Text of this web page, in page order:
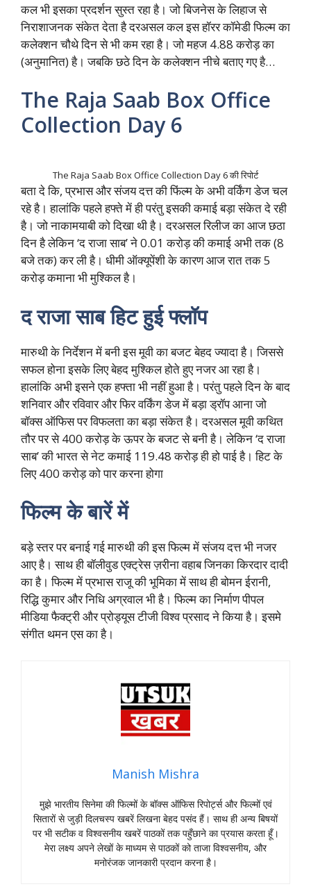
कल भी इसका प्रदर्शन सुस्त रहा है। जो बिजनेस के लिहाज से
निराशाजनक संकेत देता है दरअसल कल इस हॉरर कॉमेडी फिल्म का
कलेक्शन चौथे दिन से भी कम रहा है। जो महज 4.88 करोड़ का
(अनुमानित) है। जबकि छठे दिन के कलेक्शन नीचे बताए गए है…
The Raja Saab Box Office
Collection Day 6
The Raja Saab Box Office Collection Day 6 की रिपोर्ट
बता दे कि, प्रभास और संजय दत्त की फिंल्म के अभी वर्किंग डेज चल
रहे है। हालांकि पहले हफ्ते में ही परंतु इसकी कमाई बड़ा संकेत दे रही
है। जो नाकामयाबी को दिखा थी है। दरअसल रिलीज का आज छठा
दिन है लेकिन ‘द राजा साब’ ने 0.01 करोड़ की कमाई अभी तक (8
बजे तक) कर ली है। धीमी ऑक्यूपेंशी के कारण आज रात तक 5
करोड़ कमाना भी मुश्किल है।
द राजा साब हिट हुई फ्लॉप
मारुथी के निर्देशन में बनी इस मूवी का बजट बेहद ज्यादा है। जिससे
सफल होना इसके लिए बेहद मुश्किल होते हुए नजर आ रहा है।
हालांकि अभी इसने एक हफ्ता भी नहीं हुआ है। परंतु पहले दिन के बाद
शनिवार और रविवार और फिर वर्किंग डेज में बड़ा ड्रॉप आना जो
बॉक्स ऑफिस पर विफलता का बड़ा संकेत है। दरअसल मूवी कथित
तौर पर से 400 करोड़ के ऊपर के बजट से बनी है। लेकिन ‘द राजा
साब’ की भारत से नेट कमाई 119.48 करोड़ ही हो पाई है। हिट के
लिए 400 करोड़ को पार करना होगा
फिल्म के बारें में
बड़े स्तर पर बनाई गई मारुथी की इस फिल्म में संजय दत्त भी नजर
आए है। साथ ही बॉलीवुड एक्ट्रेस ज़रीना वहाब जिनका किरदार दादी
का है। फिल्म में प्रभास राजू की भूमिका में साथ ही बोमन ईरानी,
रिद्धि कुमार और निधि अग्रवाल भी है। फिल्म का निर्माण पीपल
मीडिया फैक्ट्री और प्रोड्यूस टीजी विश्व प्रसाद ने किया है। इसमे
संगीत थमन एस का है।
Manish Mishra
मुझे भारतीय सिनेमा की फिल्मों के बॉक्स ऑफिस रिपोर्ट्स और फिल्मों एवं
सितारों से जुड़ी दिलचस्प खबरें लिखना बेहद पसंद हैं। साथ ही अन्य बिषयों
पर भी सटीक व विश्वसनीय खबरें पाठकों तक पहुँछाने का प्रयास करता हूँ।
मेरा लक्ष्य अपने लेखों के माध्यम से पाठकों को ताजा विश्वसनीय, और
मनोरंजक जानकारी प्रदान करना है।